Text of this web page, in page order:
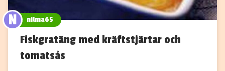
N nilma65
Fiskgratäng med kräftstjärtar och
tomatsås